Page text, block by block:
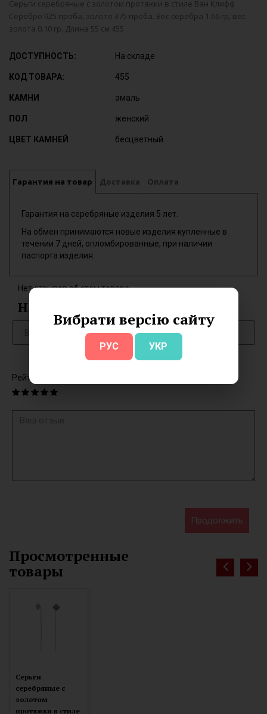
Вибрати версію сайту
РУС УКР
Серьги серебряные с золотом протяжки в стиле Ван Клифф
Серебро 925 проба, золото 375 проба. Вес серебра 1.66 гр, вес
золота 0.10 гр. Длина 55 см 455
ДОСТУПНОСТЬ: На складе
КОД ТОВАРА: 455
КАМНИ эмаль
ПОЛ женский
ЦВЕТ КАМНЕЙ бесцветный
Гарантия на товар Доставка Оплата
Гарантия на серебряные изделия 5 лет.
На обмен принимаются новые изделия купленные в
течении 7 дней, опломбированные, при наличии
паспорта изделия.
Нет отзывов об этом товаре.
Написать отзыв
Рейтинг
Продолжить
Просмотренные
товары
Серьги
серебряные с
золотом
протяжки в стиле